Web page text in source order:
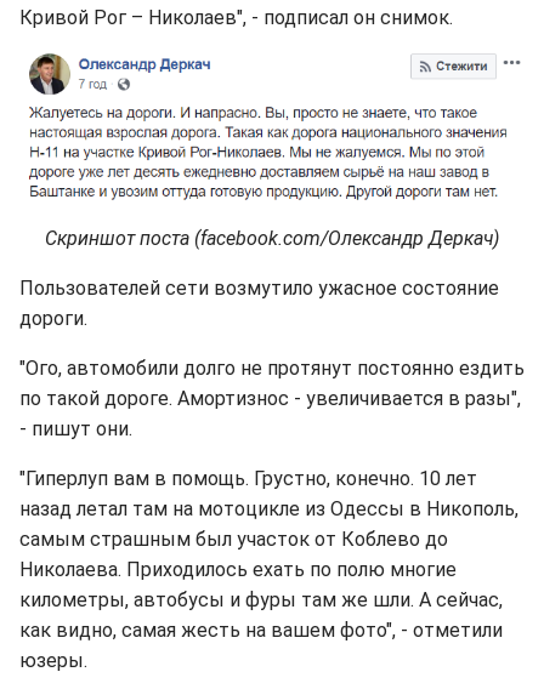
Кривой Рог – Николаев", - подписал он снимок.
Скриншот поста (facebook.com/Олександр Деркач)
Пользователей сети возмутило ужасное состояние
дороги.
"Ого, автомобили долго не протянут постоянно ездить
по такой дороге. Амортизнос - увеличивается в разы",
- пишут они.
"Гиперлуп вам в помощь. Грустно, конечно. 10 лет
назад летал там на мотоцикле из Одессы в Никополь,
самым страшным был участок от Коблево до
Николаева. Приходилось ехать по полю многие
километры, автобусы и фуры там же шли. А сейчас,
как видно, самая жесть на вашем фото", - отметили
юзеры.